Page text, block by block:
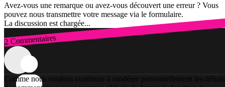
Avez-vous une remarque ou avez-vous découvert une erreur ? Vous
pouvez nous transmettre votre message via le formulaire.
La discussion est chargée...
2 Commentaires
Connexion
Comme nous voulons continuer à modérer personnellement les débats